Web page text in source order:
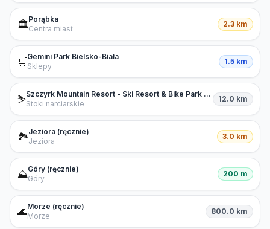
🏛️Porąbka
Centra miast
2.3 km
🛒Gemini Park Bielsko-Biała
Sklepy
1.5 km
⛷️
Szczyrk Mountain Resort - Ski Resort & Bike Park by TREK
Stoki narciarskie
12.0 km
🏞️Jeziora (ręcznie)
Jeziora
3.0 km
⛰️Góry (ręcznie)
Góry
200 m
🌊Morze (ręcznie)
Morze
800.0 km